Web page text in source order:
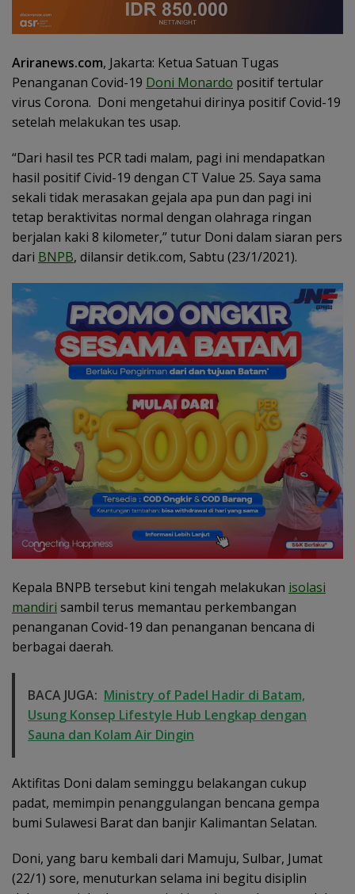
Ariranews.com, Jakarta: Ketua Satuan Tugas
Penanganan Covid-19 Doni Monardo positif tertular
virus Corona. Doni mengetahui dirinya positif Covid-19
setelah melakukan tes usap.
“Dari hasil tes PCR tadi malam, pagi ini mendapatkan
hasil positif Civid-19 dengan CT Value 25. Saya sama
sekali tidak merasakan gejala apa pun dan pagi ini
tetap beraktivitas normal dengan olahraga ringan
berjalan kaki 8 kilometer,” tutur Doni dalam siaran pers
dari BNPB, dilansir detik.com, Sabtu (23/1/2021).
Kepala BNPB tersebut kini tengah melakukan isolasi
mandiri sambil terus memantau perkembangan
penanganan Covid-19 dan penanganan bencana di
berbagai daerah.
BACA JUGA: Ministry of Padel Hadir di Batam,
Usung Konsep Lifestyle Hub Lengkap dengan
Sauna dan Kolam Air Dingin
Aktifitas Doni dalam seminggu belakangan cukup
padat, memimpin penanggulangan bencana gempa
bumi Sulawesi Barat dan banjir Kalimantan Selatan.
Doni, yang baru kembali dari Mamuju, Sulbar, Jumat
(22/1) sore, menuturkan selama ini begitu disiplin